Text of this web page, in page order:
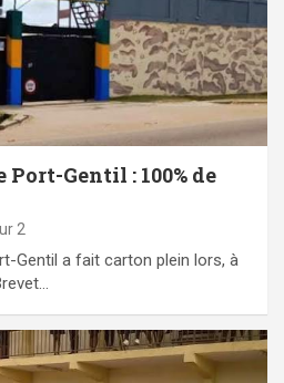
Gentil : 100% de
2
Gentil a fait carton plein lors, à